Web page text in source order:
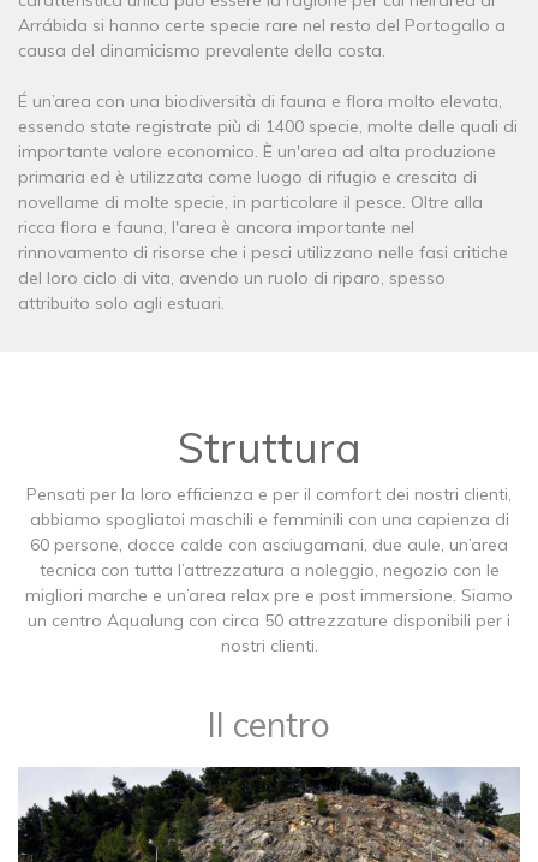
Arrábida si hanno certe specie rare nel resto del Portogallo a
causa del dinamicismo prevalente della costa.
É un’area con una biodiversità di fauna e flora molto elevata,
essendo state registrate più di 1400 specie, molte delle quali di
importante valore economico. È un'area ad alta produzione
primaria ed è utilizzata come luogo di rifugio e crescita di
novellame di molte specie, in particolare il pesce. Oltre alla
ricca flora e fauna, l'area è ancora importante nel
rinnovamento di risorse che i pesci utilizzano nelle fasi critiche
del loro ciclo di vita, avendo un ruolo di riparo, spesso
attribuito solo agli estuari.
Struttura
Pensati per la loro efficienza e per il comfort dei nostri clienti,
abbiamo spogliatoi maschili e femminili con una capienza di
60 persone, docce calde con asciugamani, due aule, un’area
tecnica con tutta l’attrezzatura a noleggio, negozio con le
migliori marche e un’area relax pre e post immersione. Siamo
un centro Aqualung con circa 50 attrezzature disponibili per i
nostri clienti.
​Il centro